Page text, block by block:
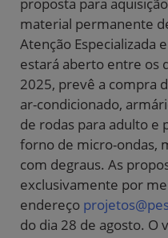
material permanente
Atenção Especializada
estará aberto entre os
2025, prevê a compra
ar-condicionado,
de rodas para adulto e
forno de micro-ondas,
com degraus. As
exclusivamente por
endereço
do dia 28 de agosto. O